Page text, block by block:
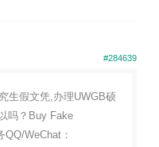
#284639
生假文凭,办理UWGB硕
吗？Buy Fake
WeChat：